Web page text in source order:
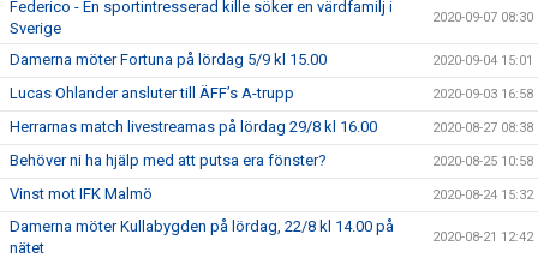
Federico - En sportintresserad kille söker en värdfamilj i
Sverige
2020-09-07 08:30
Damerna möter Fortuna på lördag 5/9 kl 15.00 2020-09-04 15:01
Lucas Ohlander ansluter till ÄFF’s A-trupp 2020-09-03 16:58
Herrarnas match livestreamas på lördag 29/8 kl 16.00 2020-08-27 08:38
Behöver ni ha hjälp med att putsa era fönster? 2020-08-25 10:58
Vinst mot IFK Malmö 2020-08-24 15:32
Damerna möter Kullabygden på lördag, 22/8 kl 14.00 på
nätet
2020-08-21 12:42